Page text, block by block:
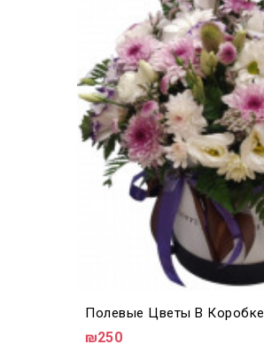
Полевые Цветы В Коробке
₪250